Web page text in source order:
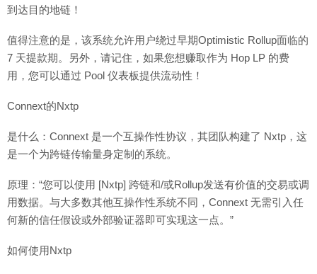
到达目的地链！
值得注意的是，该系统允许用户绕过早期Optimistic Rollup面临的
7 天提款期。另外，请记住，如果您想赚取作为 Hop LP 的费
用，您可以通过 Pool 仪表板提供流动性！
Connext的Nxtp
是什么：Connext 是一个互操作性协议，其团队构建了 Nxtp，这
是一个为跨链传输量身定制的系统。
原理：“您可以使用 [Nxtp] 跨链和/或Rollup发送有价值的交易或调
用数据。与大多数其他互操作性系统不同，Connext 无需引入任
何新的信任假设或外部验证器即可实现这一点。”
如何使用Nxtp